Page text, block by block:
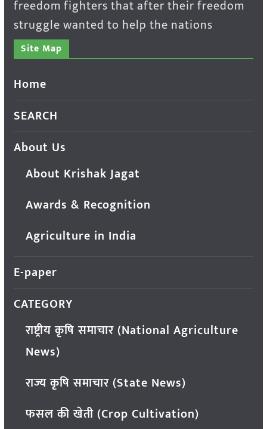
freedom fighters that after their freedom
struggle wanted to help the nations
Site Map
Home
SEARCH
About Us
About Krishak Jagat
Awards & Recognition
Agriculture in India
E-paper
CATEGORY
राष्ट्रीय कृषि समाचार (National Agriculture
News)
राज्य कृषि समाचार (State News)
फसल की खेती (Crop Cultivation)